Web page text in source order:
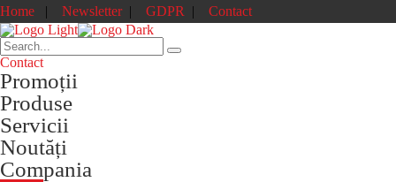
Home | Newsletter| GDPR | Contact
Contact
Promoții
Produse
Servicii
Noutăți
Compania